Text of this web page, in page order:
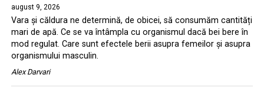
august 9, 2026
Vara și căldura ne determină, de obicei, să consumăm cantități
mari de apă. Ce se va întâmpla cu organismul dacă bei bere în
mod regulat. Care sunt efectele berii asupra femeilor și asupra
organismului masculin.
Alex Darvari